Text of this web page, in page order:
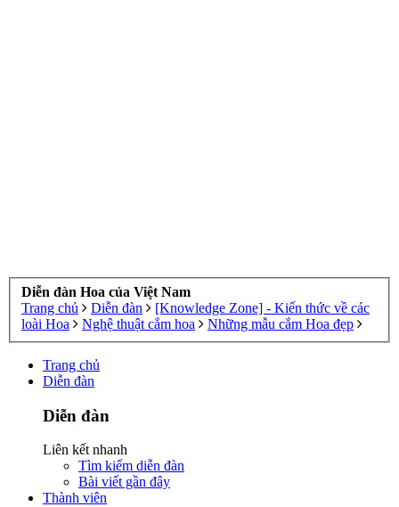
Diễn đàn Hoa của Việt Nam
Trang chủ
Diễn đàn
[Knowledge Zone] - Kiến thức về các
loài Hoa
Nghệ thuật cắm hoa Những mẫu cắm Hoa đẹp
Trang chủ
Diễn đàn
Diễn đàn
Liên kết nhanh
Tìm kiếm diễn đàn
Bài viết gần đây
Thành viên